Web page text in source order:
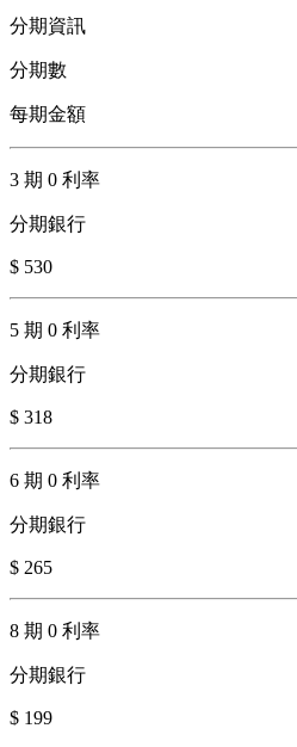
分期資訊
分期數
每期金額
3 期 0 利率
分期銀行
$ 530
5 期 0 利率
分期銀行
$ 318
6 期 0 利率
分期銀行
$ 265
8 期 0 利率
分期銀行
$ 199